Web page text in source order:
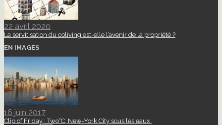
22 avril 2020
La servitisation du coliving est-elle l’avenir de la propriété ?
EN IMAGES
16 juin 2017
Clip of Friday : Two°C, New-York City sous les eaux.